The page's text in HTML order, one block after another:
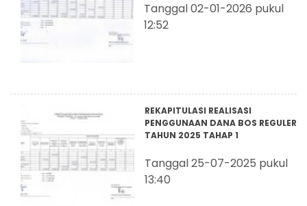
Tanggal 02-01-2026 pukul
12:52
REKAPITULASI REALISASI
PENGGUNAAN DANA BOS REGULER
TAHUN 2025 TAHAP 1
Tanggal 25-07-2025 pukul
13:40